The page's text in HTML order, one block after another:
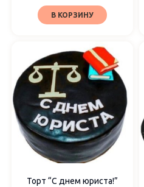
2 яруса
3 яруса
В КОРЗИНУ
Торт “С днем юриста!”